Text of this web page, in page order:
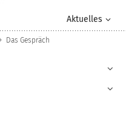
Aktuelles
Das Gespräch